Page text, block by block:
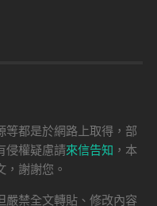
等都是於網路上取得，部
侵權疑慮請來信告知 ，本
謝謝您。
嚴禁全文轉貼、修改內容